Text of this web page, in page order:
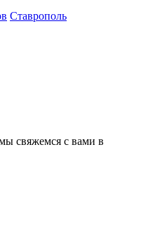
Ставрополь
свяжемся с вами в